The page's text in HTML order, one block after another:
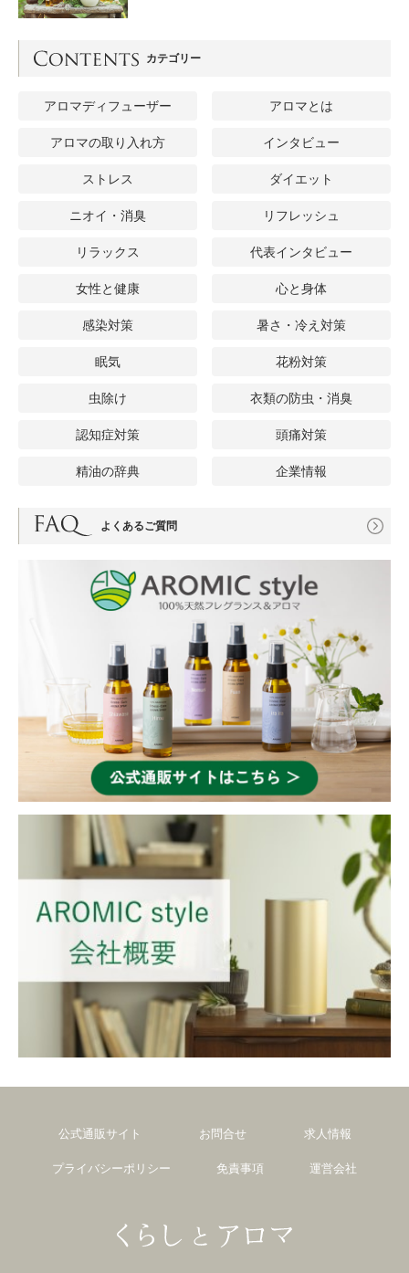
カテゴリー
アロマディフューザー アロマとは
アロマの取り入れ方 インタビュー
ストレス ダイエット
ニオイ・消臭 リフレッシュ
リラックス 代表インタビュー
女性と健康 心と身体
感染対策 暑さ・冷え対策
眠気 花粉対策
虫除け 衣類の防虫・消臭
認知症対策 頭痛対策
精油の辞典 企業情報
よくあるご質問
公式通販サイト お問合せ 求人情報
プライバシーポリシー 免責事項 運営会社